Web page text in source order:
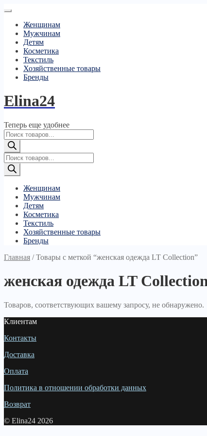
Женщинам
Мужчинам
Детям
Косметика
Текстиль
Хозяйственные товары
Бренды
Elina24
Теперь еще удобнее
Поиск
товаров
Поиск
товаров
Женщинам
Мужчинам
Детям
Косметика
Текстиль
Хозяйственные товары
Бренды
Главная /Товары с меткой “женская одежда LT Collection”
женская одежда LT
Товаров, соответствующих вашему запросу, не обнаружено.
Клиентам
Контакты
Доставка
Оплата
Политика в отношении обработки данных
Возврат
© Elina24 2026